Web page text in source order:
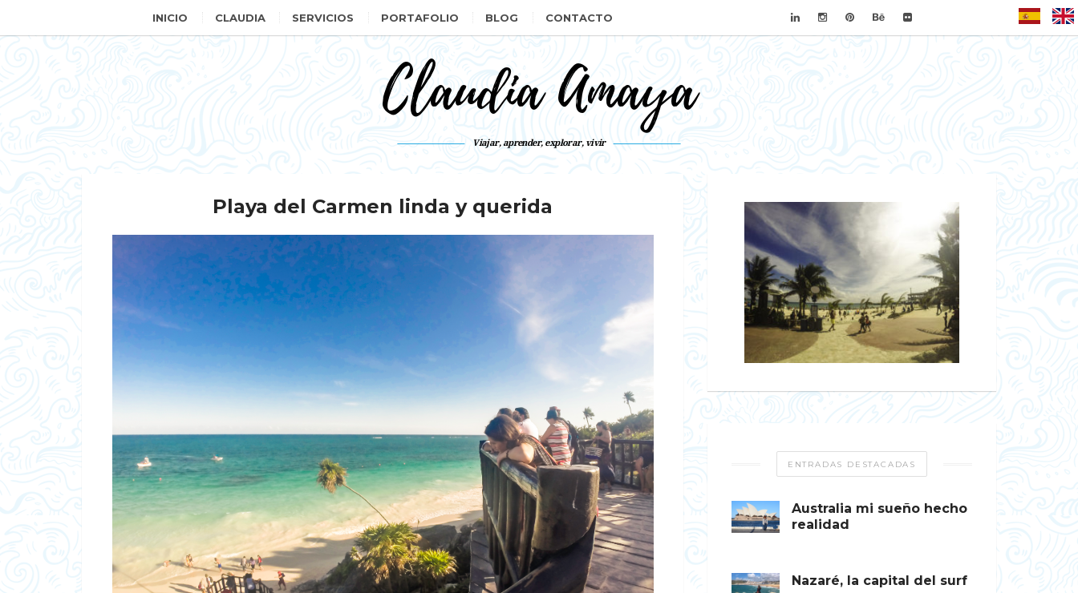
INICIO CLAUDIA SERVICIOS PORTAFOLIO BLOG
CONTACTO
Español
Claudia Amaya
Viajar, aprender, explorar, vivir
Playa del Carmen linda y querida
ENTRADAS DESTACADAS
Australia mi sueño hecho
realidad
Nazaré, la capital del surf